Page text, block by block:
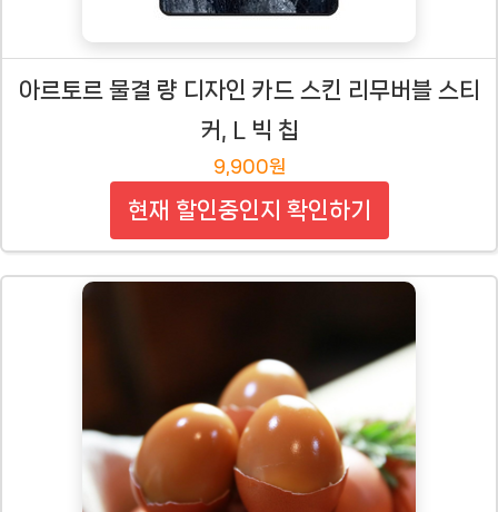
아르토르 물결 량 디자인 카드 스킨 리무버블 스티
커, L 빅 칩
9,900원
현재 할인중인지 확인하기